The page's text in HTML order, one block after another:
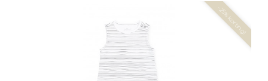
-25% korting!